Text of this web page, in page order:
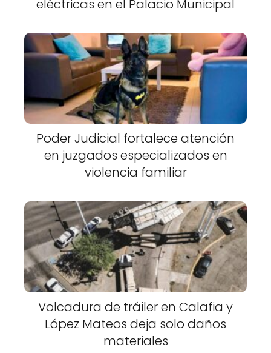
eléctricas en el Palacio Municipal
Poder Judicial fortalece atención
en juzgados especializados en
violencia familiar
Volcadura de tráiler en Calafia y
López Mateos deja solo daños
materiales